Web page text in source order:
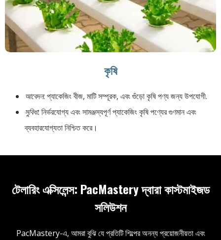
কৃষি
আবেদন: প্যাকেজিং বীজ, মাটি সম্পূরক, এবং গুঁড়ো কৃষি পণ্য জন্য উপযোগী.
সুবিধা: নির্ভরযোগ্য এবং সামঞ্জস্যপূর্ণ প্যাকেজিং কৃষি পণ্যের গুণমান এবং
ব্যবহারযোগ্যতা নিশ্চিত করে।
টেলারিং এক্সিলেন্স: PacMastery দ্বারা কাস্টমাইজড
সলিউশন
PacMastery-এ, আমরা বুঝি যে প্রতিটি শিল্পের অনন্য প্রয়োজনীয়তা এবং